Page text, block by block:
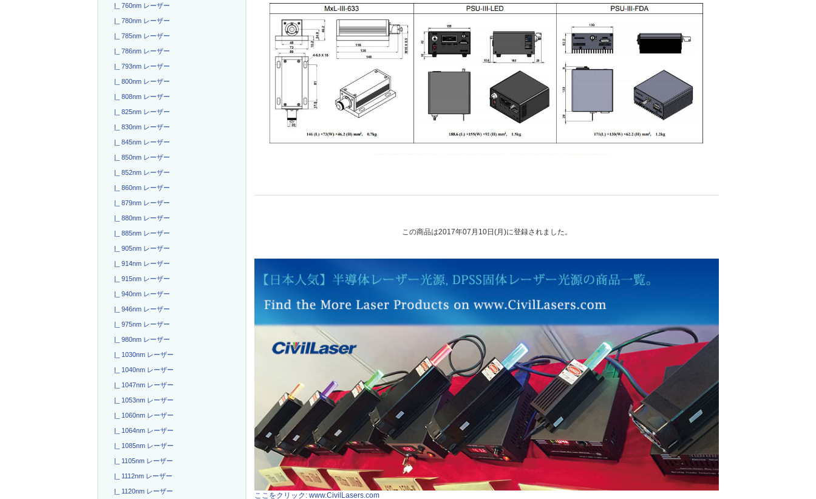
|_ 760nm レーザー
|_ 780nm レーザー
|_ 785nm レーザー
|_ 786nm レーザー
|_ 793nm レーザー
|_ 800nm レーザー
|_ 808nm レーザー
|_ 825nm レーザー
|_ 830nm レーザー
|_ 845nm レーザー
|_ 850nm レーザー
|_ 852nm レーザー
|_ 860nm レーザー
|_ 879nm レーザー
|_ 880nm レーザー
|_ 885nm レーザー
|_ 905nm レーザー
|_ 914nm レーザー
|_ 915nm レーザー
|_ 940nm レーザー
|_ 946nm レーザー
|_ 975nm レーザー
|_ 980nm レーザー
|_ 1030nm レーザー
|_ 1040nm レーザー
|_ 1047nm レーザー
|_ 1053nm レーザー
|_ 1060nm レーザー
|_ 1064nm レーザー
|_ 1085nm レーザー
|_ 1105nm レーザー
|_ 1112nm レーザー
|_ 1120nm レーザー
この商品は2017年07月10日(月)に登録されました。
ここをクリック: www.CivilLasers.com